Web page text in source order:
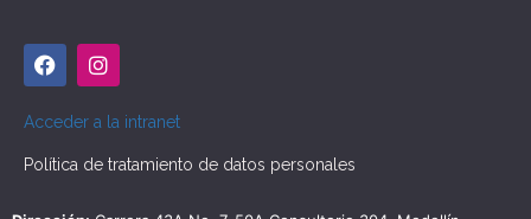
Acceder a la intranet
Política de tratamiento de datos personales